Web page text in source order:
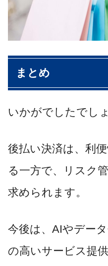
まとめ
いかがでしたでし
後払い決済は、利
る一方で、リスク
求められます。
今後は、AIやデー
の高いサービス提